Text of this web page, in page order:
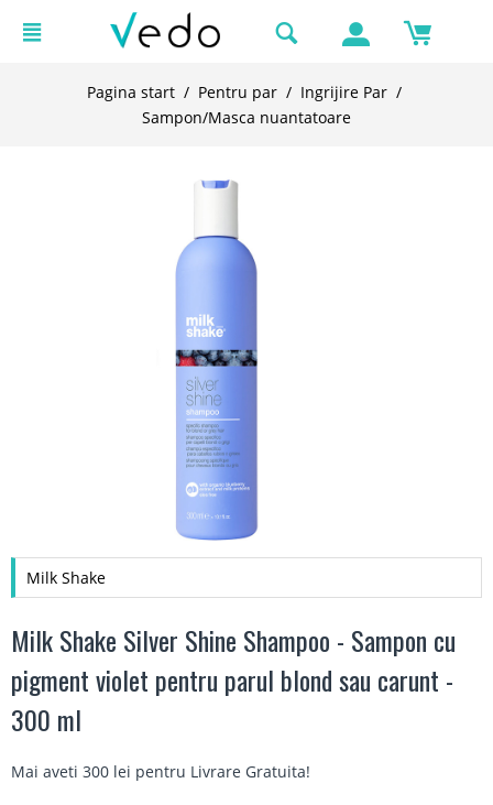
Pagina start / Pentru par / Ingrijire Par /
Sampon/Masca nuantatoare
Milk Shake
Milk Shake Silver Shine Shampoo - Sampon cu
pigment violet pentru parul blond sau carunt -
300 ml
Mai aveti 300 lei pentru Livrare Gratuita!